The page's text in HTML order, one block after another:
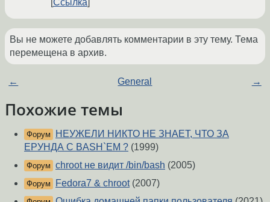
Ссылка
Вы не можете добавлять комментарии в эту тему. Тема
перемещена в архив.
← General →
Похожие темы
Форум
НЕУЖЕЛИ НИКТО НЕ ЗНАЕТ, ЧТО ЗА
ЕРУНДА С BASH`EM ? (1999)
Форум chroot не видит /bin/bash (2005)
Форум Fedora7 & chroot(2007)